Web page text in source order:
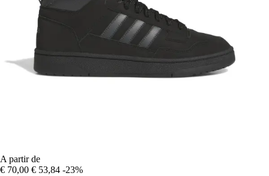
A partir de
€ 70,00 € 53,84 -23%